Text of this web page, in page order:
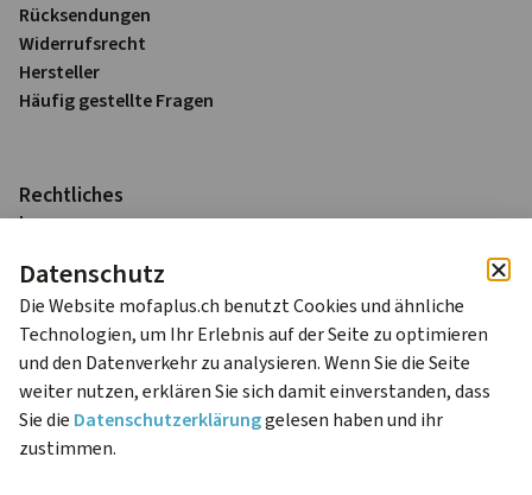
Rück­sendungen
Widerrufs­recht
Hersteller
Häufig gestellte Fragen
Rechtliches
Impressum
AGB
Alle Preise sind in Schweizer Franken (CHF) inkl. 8.1% MWST
zzgl. Versandkosten.
© 2024 mofaplus Livio Niedrist – Alle Rechte
Datenschutz
Die Website mofaplus.ch benutzt Cookies und ähnliche
Technologien, um Ihr Erlebnis auf der Seite zu optimieren
und den Datenverkehr zu analysieren. Wenn Sie die Seite
weiter nutzen, erklären Sie sich damit einverstanden, dass
Sie die Datenschutzerklärunggelesen haben und ihr
zustimmen.